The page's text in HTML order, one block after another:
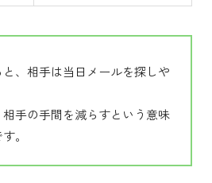
、相手は当日メールを探しや
手の手間を減らすという意味
。